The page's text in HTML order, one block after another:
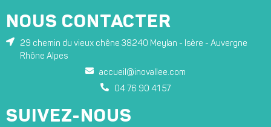
NOUS CONTACTER
29 chemin du vieux chêne 38240 Meylan - Isère - Auvergne
Rhône Alpes
accueil@inovallee.com
04 76 90 41 57
SUIVEZ-NOUS